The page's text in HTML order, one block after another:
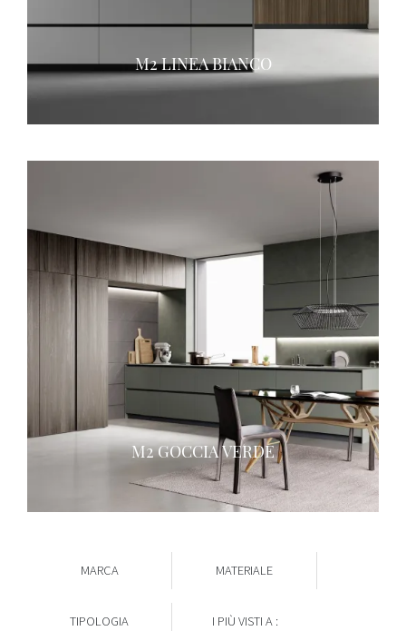
MARCA MATERIALE
TIPOLOGIA I PIÙ VISTI A :
M2 LINEA BIANCO
M2 GOCCIA VERDE